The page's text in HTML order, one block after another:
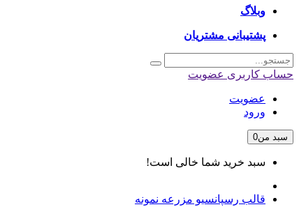
وبلاگ
پشتیبانی مشتریان
حساب کاربری عضویت
عضویت
ورود
سبد من0
سبد خرید شما خالی است!
قالب رسپانسیو مزرعه نمونه